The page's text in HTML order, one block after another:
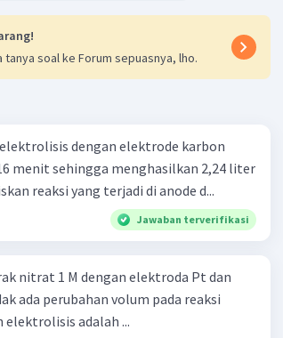
tanya soal ke Forum sepuasnya, lho.
dengan elektrode karbon
menit sehingga menghasilkan 2,24 liter
pada anode. a. Tuliskan reaksi yang terjadi di anode d...
Jawaban terverifikasi
nitrat 1 M dengan elektroda Pt dan
ada perubahan volum pada reaksi
adalah ...